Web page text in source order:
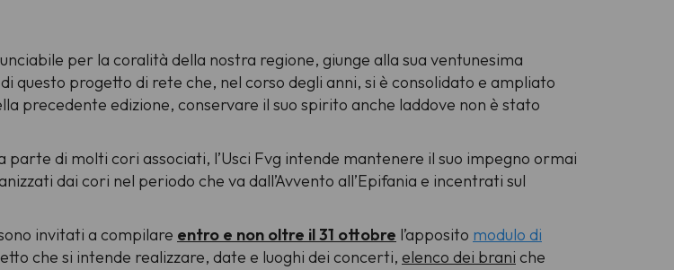
per la coralità della nostra regione, giunge alla sua ventunesima
questo progetto di rete che, nel corso degli anni, si è consolidato e ampliato
precedente edizione, conservare il suo spirito anche laddove non è stato
di molti cori associati, l’Usci Fvg intende mantenere il suo impegno ormai
dai cori nel periodo che va dall’Avvento all’Epifania e incentrati sul
invitati a compilare entro e non oltre il 31 ottobre l’apposito modulo di
che si intende realizzare, date e luoghi dei concerti, elenco dei brani che